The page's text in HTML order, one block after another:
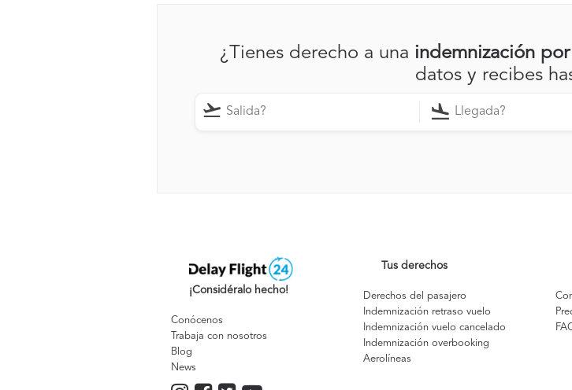
¿Tienes derecho a una indemnización por
datos y recibes
¡Considéralo hecho!
Conócenos
Trabaja con nosotros
Blog
News
Tus derechos
Derechos del pasajero
Indemnización retraso vuelo
Indemnización vuelo cancelado
Indemnización overbooking
Aerolíneas